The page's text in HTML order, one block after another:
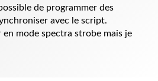
de programmer des
avec le script.
en mode spectra strobe mais je